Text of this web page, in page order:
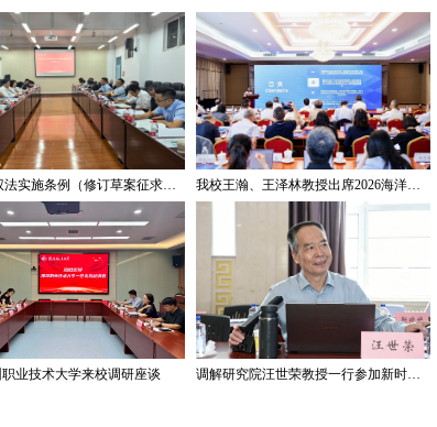
《著作权法实施条例（修订草案征求意见稿）》专家研讨会在我校举办 我校王瀚、王泽林教授出席2026海洋治理与发展学术论坛
业技术大学来校调研座谈 调解研究院汪世荣教授一行参加新时代“枫桥经验”与社会治理法治体系建设学术研讨会